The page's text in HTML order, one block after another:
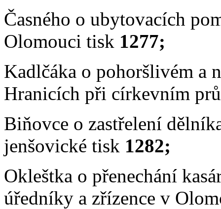
Časného o ubytovacích
Olomouci tisk 1277;
Kadlčáka o pohoršlivém a
Hranicích při církevním
Biňovce o zastřelení
jenšovické tisk 1282;
Okleštka o přenechání
úředníky a zřízence v